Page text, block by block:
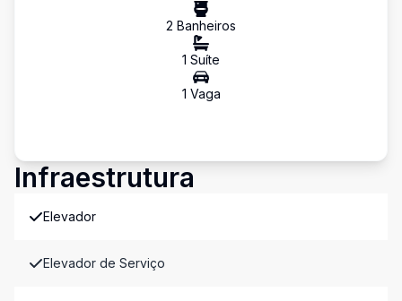
2 Banheiros
1 Suíte
1 Vaga
Infraestrutura
Elevador
Elevador de Serviço